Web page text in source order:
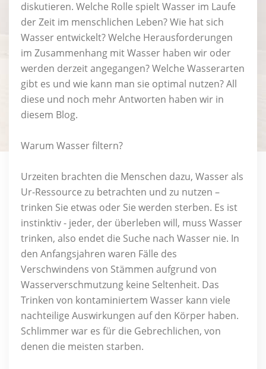
diskutieren. Welche Rolle spielt Wasser im Laufe
der Zeit im menschlichen Leben? Wie hat sich
Wasser entwickelt? Welche Herausforderungen
im Zusammenhang mit Wasser haben wir oder
werden derzeit angegangen? Welche Wasserarten
gibt es und wie kann man sie optimal nutzen? All
diese und noch mehr Antworten haben wir in
diesem Blog.
Warum Wasser filtern?
Urzeiten brachten die Menschen dazu, Wasser als
Ur-Ressource zu betrachten und zu nutzen –
trinken Sie etwas oder Sie werden sterben. Es ist
instinktiv - jeder, der überleben will, muss Wasser
trinken, also endet die Suche nach Wasser nie. In
den Anfangsjahren waren Fälle des
Verschwindens von Stämmen aufgrund von
Wasserverschmutzung keine Seltenheit. Das
Trinken von kontaminiertem Wasser kann viele
nachteilige Auswirkungen auf den Körper haben.
Schlimmer war es für die Gebrechlichen, von
denen die meisten starben.